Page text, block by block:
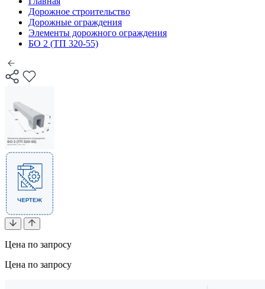
Дорожное строительство
Дорожные ограждения
Элементы дорожного ограждения
БО 2 (ТП 320-55)
Цена по запросу
Цена по запросу